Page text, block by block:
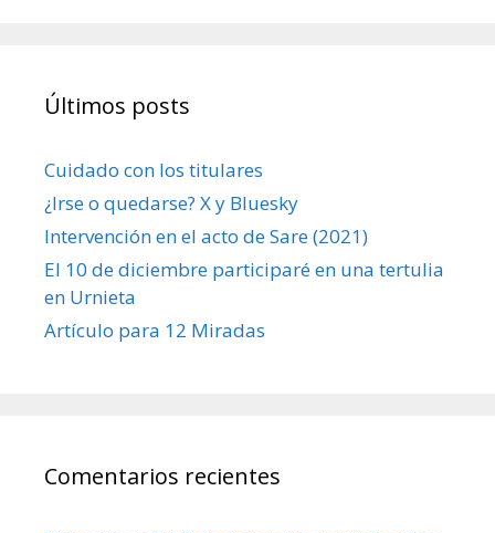
Últimos posts
Cuidado con los titulares
¿Irse o quedarse? X y Bluesky
Intervención en el acto de Sare (2021)
El 10 de diciembre participaré en una tertulia
en Urnieta
Artículo para 12 Miradas
Comentarios recientes